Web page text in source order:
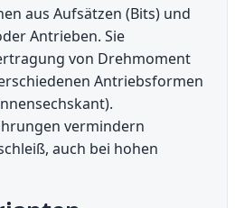
aus Aufsätzen (Bits) und
Antrieben. Sie
von Drehmoment
Antriebsformen
vermindern
auch bei hohen